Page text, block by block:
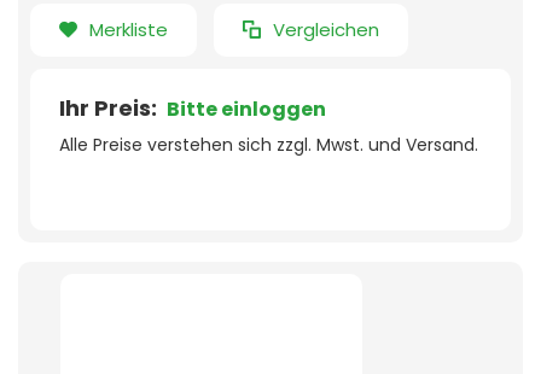
Merkliste Vergleichen
Ihr Preis: Bitte einloggen
Alle Preise verstehen sich zzgl. Mwst. und Versand.